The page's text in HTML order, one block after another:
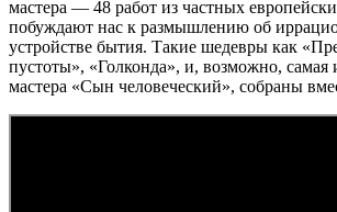
мастера — 48 работ из частных
побуждают нас к размышлению об
устройстве бытия. Такие шедевры как
пустоты», «Голконда», и, возможно, самая
мастера «Сын человеческий», собраны